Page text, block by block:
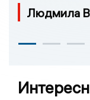
Людмила